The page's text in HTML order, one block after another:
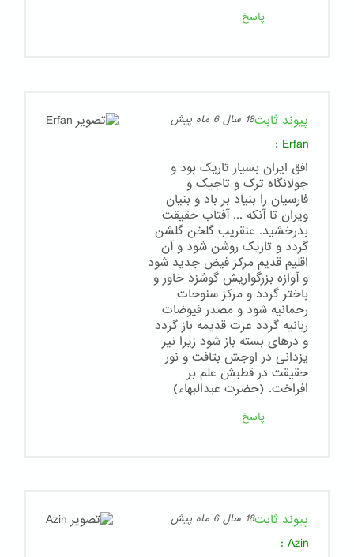
پاسخ
پیوند ثابت18 سال 6 ماه پیش
Erfan
:
افق ایران بسیار تاریک بود و
جولانگاه ترک و تاجیک و
فارسیان را بنیاد بر باد و بنیان
ویران تا آنکه ... آفتاب حقیقت
بدرخشید. عنقریب گلخن گلشن
گردد و تاریک روشن شود و آن
اقلیم قدیم مرکز فیض جدید شود
و آوازه بزرگواریش گوشزد خاور و
باختر گردد و مرکز سنوحات
رحمانیه شود و مصدر فیوضات
ربانیه گردد عزت قدیمه باز گردد
و درهای بسته باز شود زیرا نیر
یزدانی در اوجش بتافت و نور
حقیقت در قطبش علم بر
افراخت. (حضرت عبدالبهاء)
پاسخ
پیوند ثابت18 سال 6 ماه پیش
Azin
: